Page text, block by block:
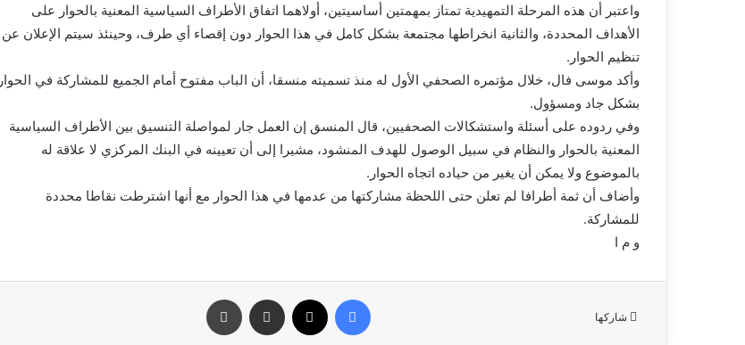
واعتبر أن هذه المرحلة التمهيدية تمتاز بمهمتين أساسيتين، أولاهما اتفاق الأطراف السياسية المعنية بالحوار على
الأهداف المحددة، والثانية انخراطها مجتمعة بشكل كامل في هذا الحوار دون إقصاء أي طرف، وحينئذ سيتم الإعلان عن
تنظيم الحوار.
وأكد موسى فال، خلال مؤتمره الصحفي الأول له منذ تسميته منسقا، أن الباب مفتوح أمام الجميع للمشاركة في الحوار
بشكل جاد ومسؤول.
وفي ردوده على أسئلة واستشكالات الصحفيين، قال المنسق إن العمل جار لمواصلة التنسيق بين الأطراف السياسية
المعنية بالحوار والنظام في سبيل الوصول للهدف المنشود، مشيرا إلى أن تعيينه في البنك المركزي لا علاقة له
بالموضوع ولا يمكن أن يغير من حياده اتجاه الحوار.
وأضاف أن ثمة أطرافا لم تعلن حتى اللحظة مشاركتها من عدمها في هذا الحوار مع أنها اشترطت نقاطا محددة
للمشاركة.
و م ا
شاركها
فيسبوك مشاركة عبر البريد